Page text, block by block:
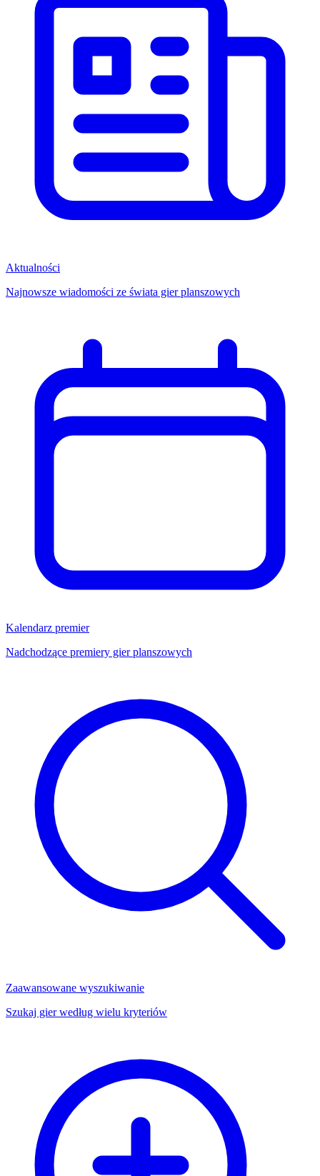
Aktualności
Najnowsze wiadomości ze świata gier planszowych
Kalendarz premier
Nadchodzące premiery gier planszowych
Zaawansowane wyszukiwanie
Szukaj gier według wielu kryteriów